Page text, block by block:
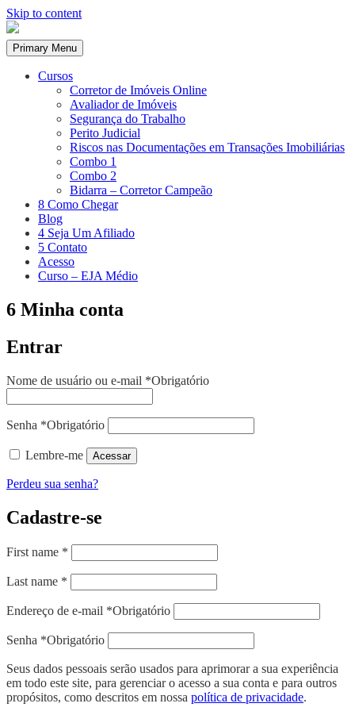
Skip to content
Primary Menu
Cursos
Corretor de Imóveis Online
Avaliador de Imóveis
Segurança do Trabalho
Perito Judicial
Riscos nas Documentações em Transações Imobiliárias
Combo 1
Combo 2
Bidarra – Corretor Campeão
8 Como Chegar
Blog
4 Seja Um Afiliado
5 Contato
Acesso
Curso – EJA Médio
6 Minha conta
Entrar
Nome de usuário ou e-mail *Obrigatório
Senha *Obrigatório
Lembre-me Acessar
Perdeu sua senha?
Cadastre-se
First name *
Last name *
Endereço de e-mail *Obrigatório
Senha *Obrigatório
Seus dados pessoais serão usados para aprimorar a sua experiência
em todo este site, para gerenciar o acesso a sua conta e para outros
propósitos, como descritos em nossa política de privacidade.